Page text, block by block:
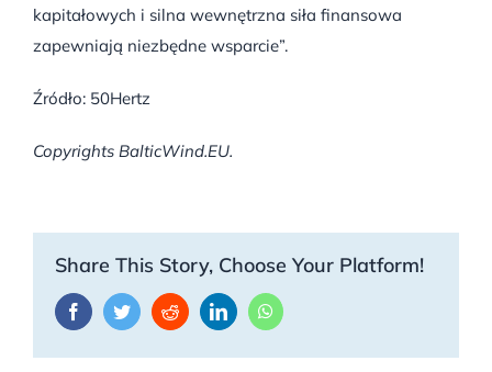
kapitałowych i silna wewnętrzna siła finansowa
zapewniają niezbędne wsparcie”.
Źródło: 50Hertz
Copyrights BalticWind.EU.
Share This Story, Choose Your Platform!
FacebookTwitterRedditLinkedInWhatsApp